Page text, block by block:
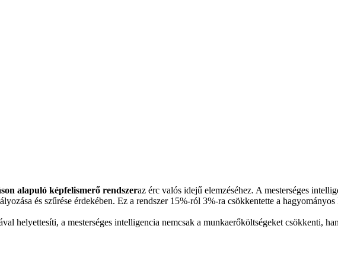
alapuló képfelismerő rendszeraz érc valós idejű elemzéséhez. A mesterséges
és szűrése érdekében. Ez a rendszer 15%-ról 3%-ra csökkentette a
helyettesíti, a mesterséges intelligencia nemcsak a munkaerőköltségeket csökkenti,